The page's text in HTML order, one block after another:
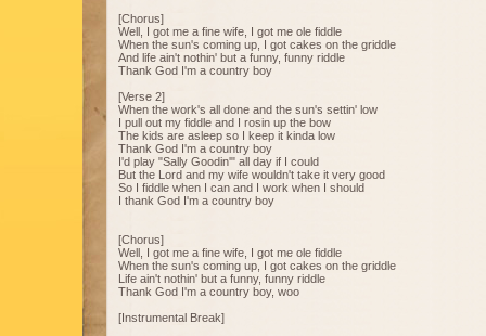
[Chorus]
Well, I got me a fine wife, I got me ole fiddle
When the sun's coming up, I got cakes on the griddle
And life ain't nothin' but a funny, funny riddle
Thank God I'm a country boy
[Verse 2]
When the work's all done and the sun's settin' low
I pull out my fiddle and I rosin up the bow
The kids are asleep so I keep it kinda low
Thank God I'm a country boy
I'd play "Sally Goodin'" all day if I could
But the Lord and my wife wouldn't take it very good
So I fiddle when I can and I work when I should
I thank God I'm a country boy
[Chorus]
Well, I got me a fine wife, I got me ole fiddle
When the sun's coming up, I got cakes on the griddle
Life ain't nothin' but a funny, funny riddle
Thank God I'm a country boy, woo
[Instrumental Break]